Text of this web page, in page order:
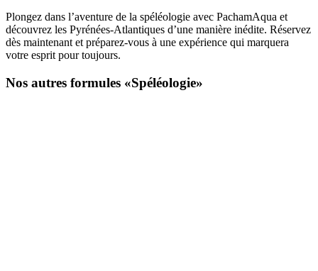
Plongez dans l’aventure de la spéléologie avec PachamAqua et
découvrez les Pyrénées-Atlantiques d’une manière inédite. Réservez
dès maintenant et préparez-vous à une expérience qui marquera
votre esprit pour toujours.
Nos autres formules «Spéléologie»